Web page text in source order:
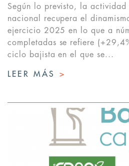
Según lo previsto, la
nacional recupera el
ejercicio 2025 en lo que a
completadas se refiere
ciclo bajista en el que se...
LEER MÁS >